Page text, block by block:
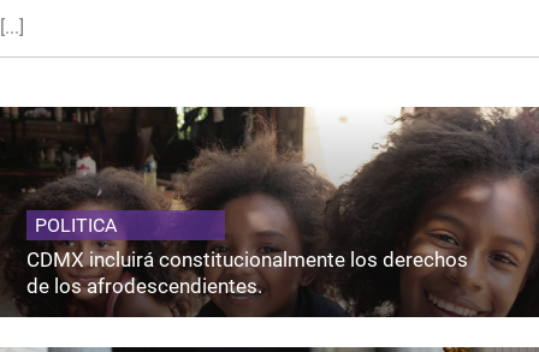
[...]
POLITICA
CDMX incluirá constitucionalmente los derechos
de los afrodescendientes.